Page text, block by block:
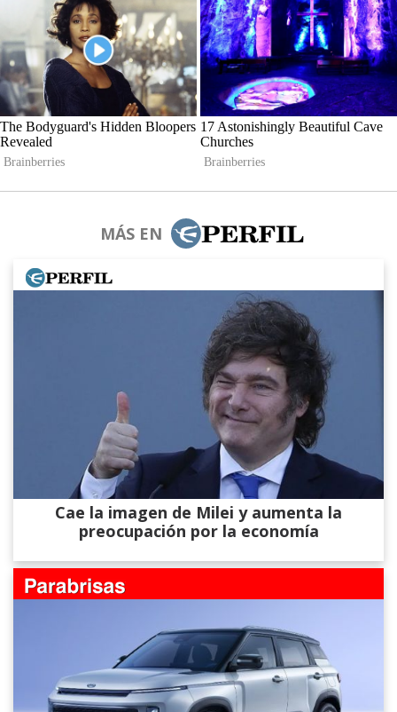
MÁS EN
Cae la imagen de Milei y aumenta la
preocupación por la economía